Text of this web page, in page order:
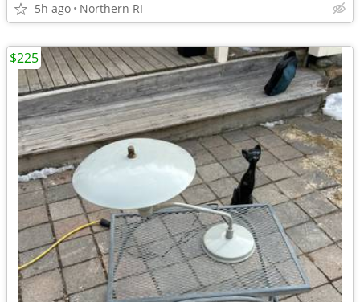
5h ago Northern RI
$225